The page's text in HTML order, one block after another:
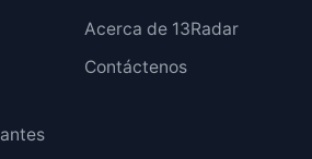
Acerca de 13Radar
Contáctenos